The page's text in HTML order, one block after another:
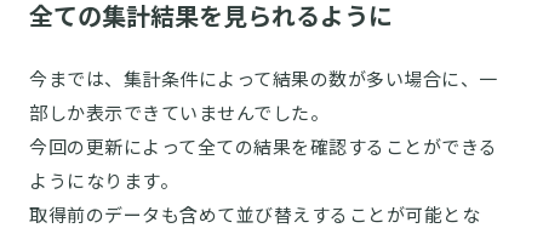
全ての集計結果を見られるように
今までは、集計条件によって結果の数が多い場合に、一
部しか表示できていませんでした。
今回の更新によって全ての結果を確認することができる
ようになります。
取得前のデータも含めて並び替えすることが可能とな